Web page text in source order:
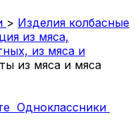
> Изделия колбасные
из мяса,
из мяса и
из мяса и мяса
Одноклассники